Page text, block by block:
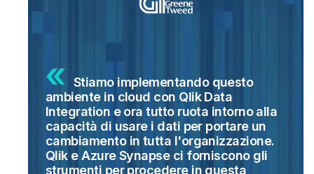
Stiamo implementando questo
ambiente in cloud con Qlik Data
Integration e ora tutto ruota intorno alla
capacità di usare i dati per portare un
cambiamento in tutta l'organizzazione.
Qlik e Azure Synapse ci forniscono gli
strumenti per procedere in questa